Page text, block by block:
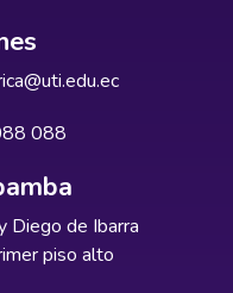
088
Diego de Ibarra
piso alto